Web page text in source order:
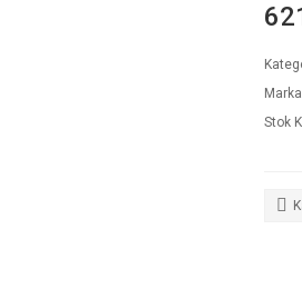
Marka
Stok